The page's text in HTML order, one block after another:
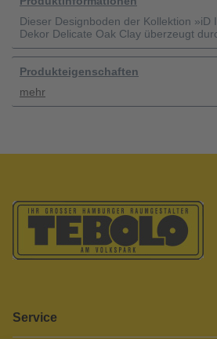
Dieser Designboden der Kollektion »iD
Dekor Delicate Oak Clay überzeugt
Produkteigenschaften
mehr
Service